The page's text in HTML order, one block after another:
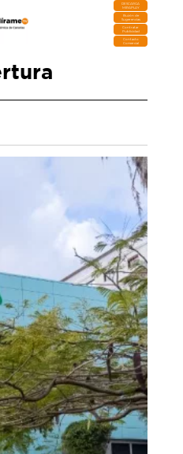
DESCARGA
MIRAPLAY
Buzón de
Sugerencias
Contratar
Publicidad
Contacto
Comercial